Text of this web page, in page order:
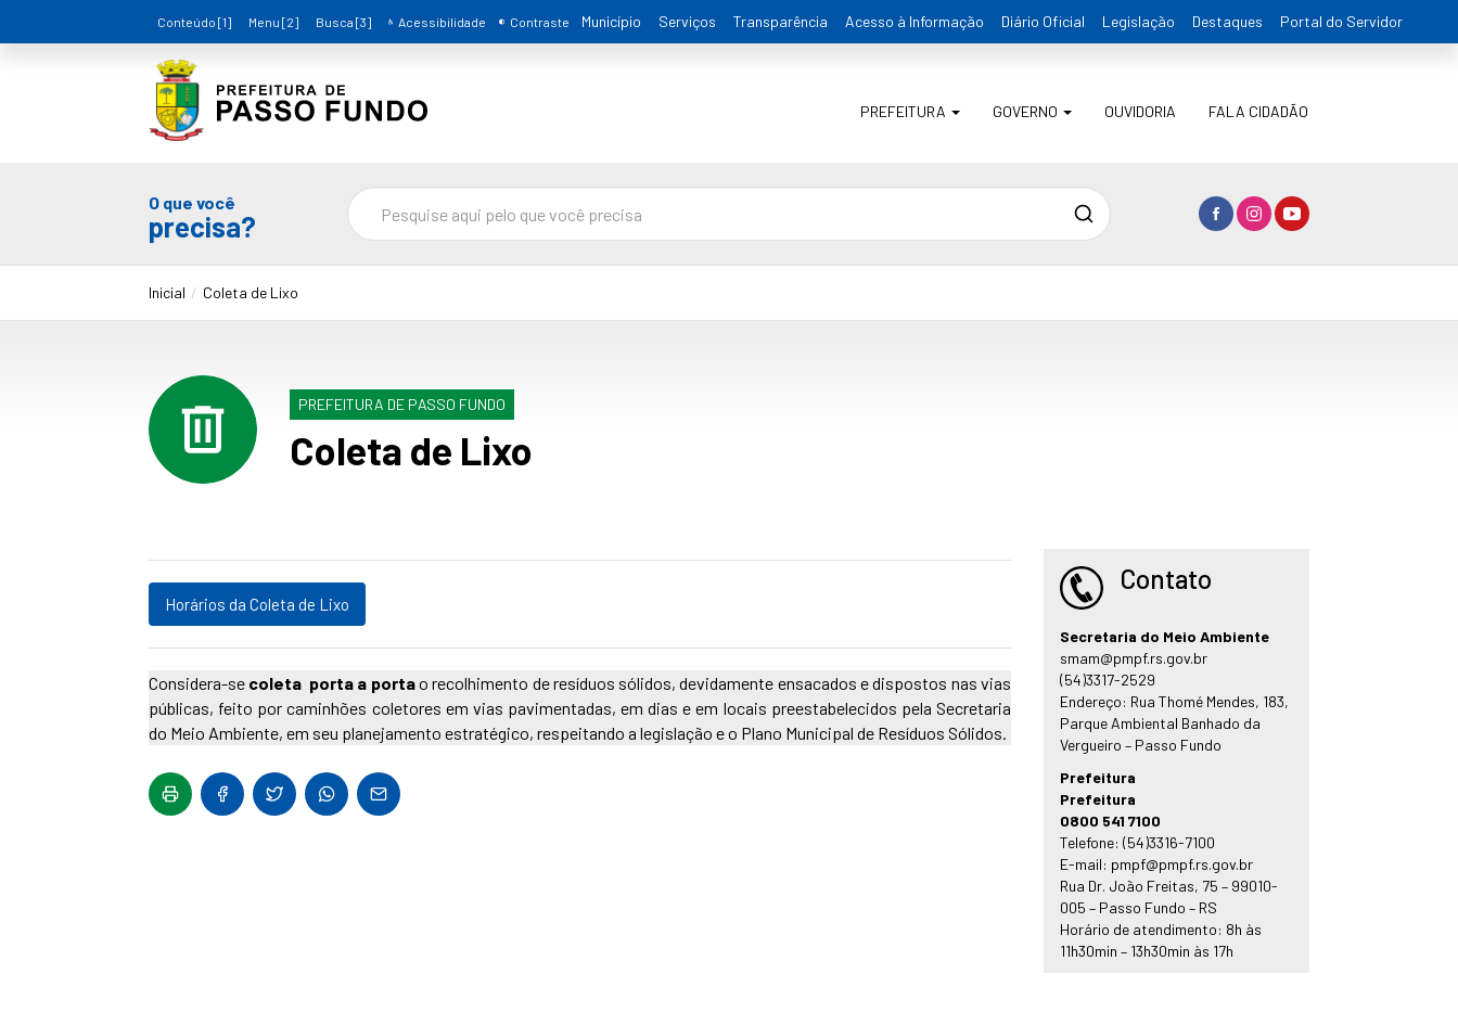
Conteúdo [1] Menu [2] Busca [3] Acessibilidade Contraste Município Serviços Transparência Acesso à Informação Diário Oficial Legislação Destaques Portal do Servidor
PREFEITURA GOVERNO OUVIDORIA FALA CIDADÃO
O que você
precisa? Pesquisa
Inicial Coleta de Lixo
PREFEITURA DE PASSO FUNDO
Coleta de Lixo
Horários da Coleta de Lixo
Considera-se coleta porta a portao recolhimento de resíduos sólidos, devidamente ensacados e dispostos nas vias
públicas, feito por caminhões coletores em vias pavimentadas, em dias e em locais preestabelecidos pela Secretaria
do Meio Ambiente, em seu planejamento estratégico, respeitando a legislação e o Plano Municipal de Resíduos Sólidos.
Contato
Secretaria do Meio Ambiente
smam@pmpf.rs.gov.br
(54)3317-2529
Endereço: Rua Thomé Mendes, 183,
Parque Ambiental Banhado da
Vergueiro – Passo Fundo
Prefeitura
Prefeitura
0800 541 7100
Telefone: (54)3316-7100
E-mail: pmpf@pmpf.rs.gov.br
Rua Dr. João Freitas, 75 – 99010-
005 – Passo Fundo – RS
Horário de atendimento: 8h às
11h30min – 13h30min às 17h